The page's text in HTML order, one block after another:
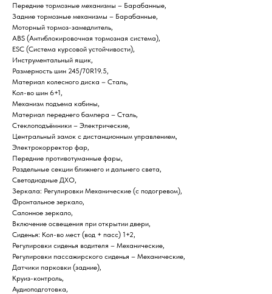
Передние тормозные механизмы – Барабанные,
Задние тормозные механизмы – Барабанные,
Моторный тормоз-замедлитель,
ABS (Антиблокировочная тормозная система),
ESC (Система курсовой устойчивости),
Инструментальный ящик,
Размерность шин 245/70R19.5,
Материал колесного диска – Сталь,
Кол-во шин 6+1,
Механизм подъема кабины,
Материал переднего бампера – Сталь,
Стеклоподъёмники – Электрические,
Центральный замок с дистанционным управлением,
Электрокорректор фар,
Передние противотуманные фары,
Раздельные секции ближнего и дальнего света,
Светодиодные ДХО,
Зеркала: Регулировки Механические (с подогревом),
Фронтальное зеркало,
Салонное зеркало,
Включение освещения при открытии двери,
Сиденья: Кол-во мест (вод + пасс) 1+2,
Регулировки сиденья водителя – Механические,
Регулировки пассажирского сиденья – Механические,
Датчики парковки (задние),
Круиз-контроль,
Аудиоподготовка,